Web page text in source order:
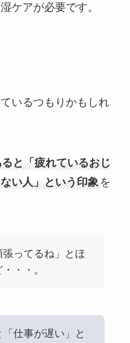
ケアが必要です。
いるつもりかもしれ
と「疲れているおじ
い人」という印象を
ってるね」とほ
・・。
仕事が遅い」と